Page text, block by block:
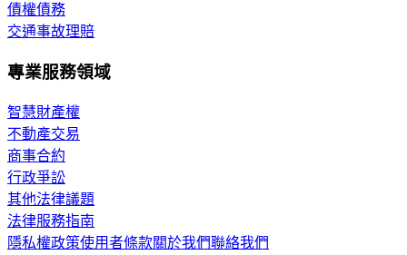
債權債務
交通事故理賠
專業服務領域
智慧財產權
不動產交易
商事合約
行政爭訟
其他法律議題
法律服務指南
隱私權政策使用者條款關於我們聯絡我們